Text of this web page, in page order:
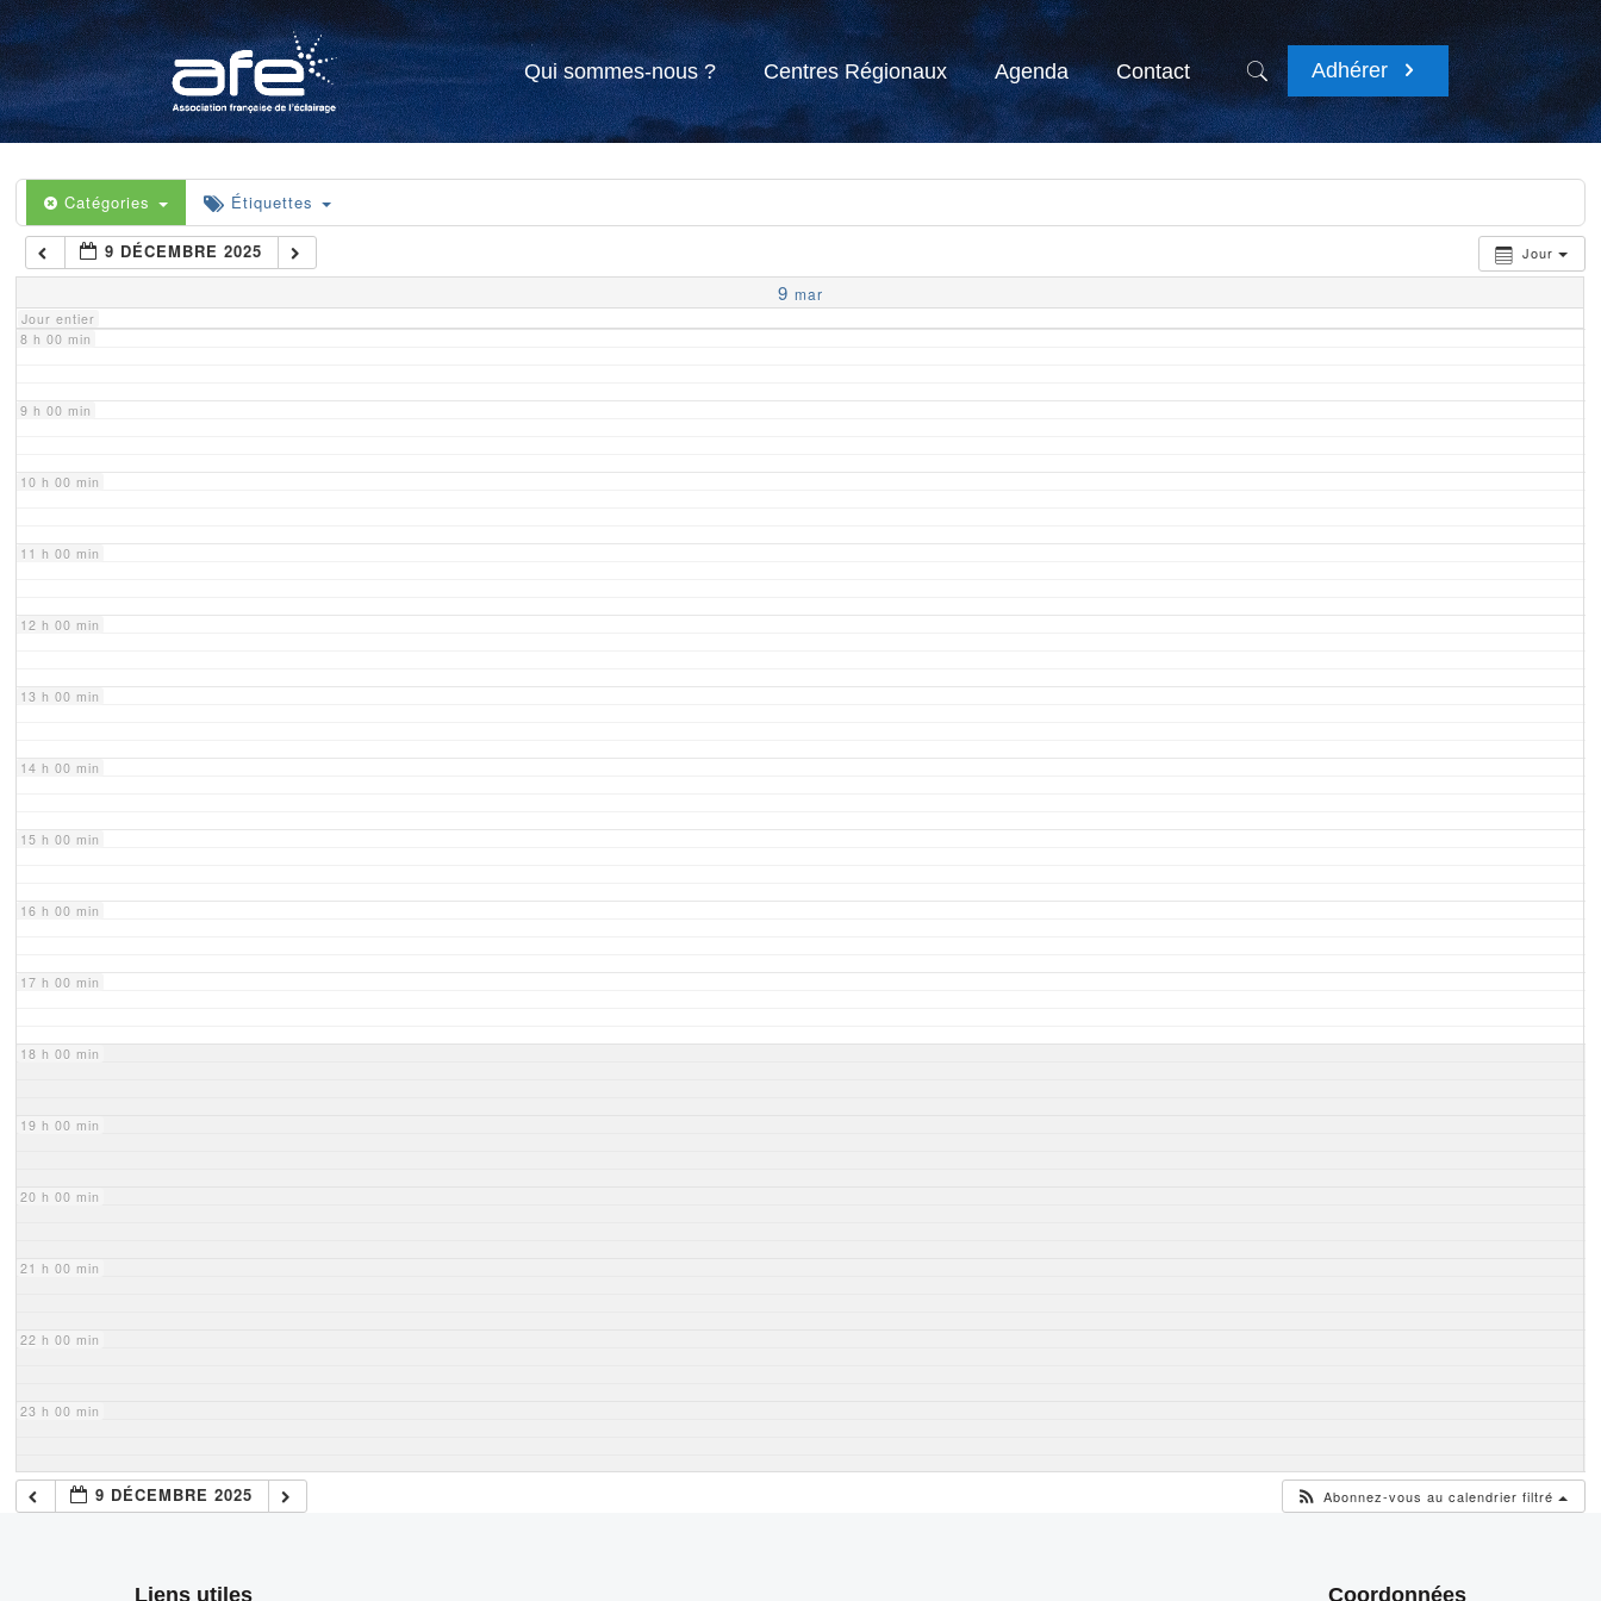
Qui sommes-nous ? Centres Régionaux Agenda Contact Adhérer
Catégories Étiquettes
Jour
9 DÉCEMBRE 2025
9 mar
Jour entier
4 h 00 min
5 h 00 min
6 h 00 min
7 h 00 min
8 h 00 min
9 h 00 min
10 h 00 min
11 h 00 min
12 h 00 min
13 h 00 min
14 h 00 min
15 h 00 min
16 h 00 min
17 h 00 min
18 h 00 min
19 h 00 min
20 h 00 min
21 h 00 min
22 h 00 min
23 h 00 min
9 DÉCEMBRE 2025 Abonnez-vous au calendrier filtré
Liens utiles Coordonnées